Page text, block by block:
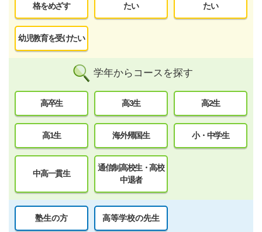
格をめざす
たい
たい
幼児教育を受けたい
学年からコースを探す
高卒生 高3生 高2生
高1生 海外帰国生 小・中学生
中高一貫生
通信制高校生・高校
中退者
塾生の方 高等学校の先生